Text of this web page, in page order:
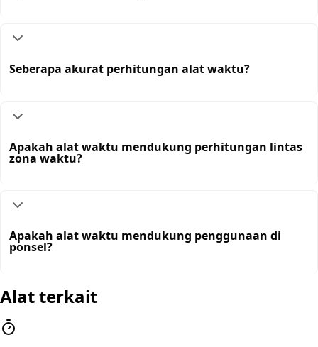
Seberapa akurat perhitungan alat waktu?
Apakah alat waktu mendukung perhitungan lintas
zona waktu?
Apakah alat waktu mendukung penggunaan di
ponsel?
Alat terkait